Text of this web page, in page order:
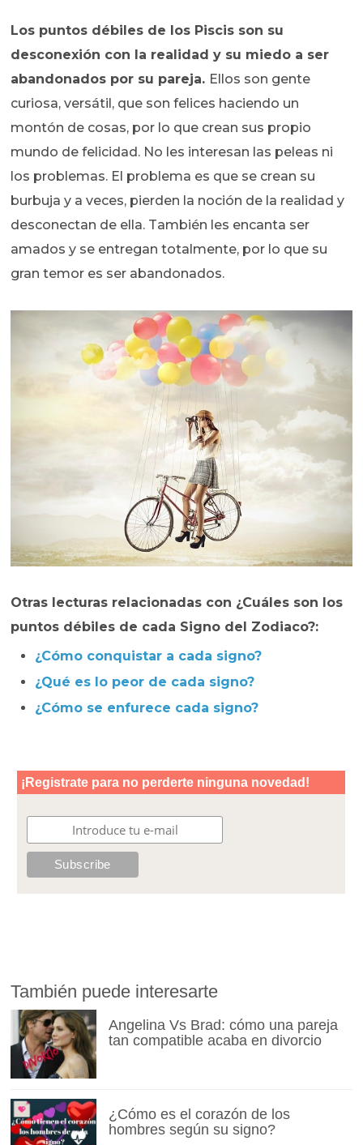
Los puntos débiles de los Piscis son su
desconexión con la realidad y su miedo a ser
abandonados por su pareja. Ellos son gente
curiosa, versátil, que son felices haciendo un
montón de cosas, por lo que crean sus propio
mundo de felicidad. No les interesan las peleas ni
los problemas. El problema es que se crean su
burbuja y a veces, pierden la noción de la realidad y
desconectan de ella. También les encanta ser
amados y se entregan totalmente, por lo que su
gran temor es ser abandonados.
Otras lecturas relacionadas con ¿Cuáles son los
puntos débiles de cada Signo del Zodiaco?:
¿Cómo conquistar a cada signo?
¿Qué es lo peor de cada signo?
¿Cómo se enfurece cada signo?
También puede interesarte
Angelina Vs Brad: cómo una pareja
tan compatible acaba en divorcio
¿Cómo es el corazón de los
hombres según su signo?